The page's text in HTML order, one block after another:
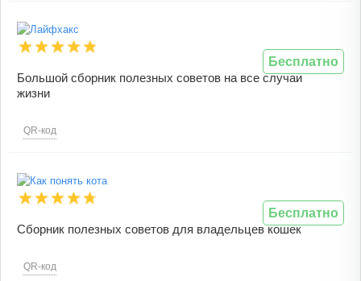
Большой сборник полезных советов на все случаи
жизни
QR-код
Бесплатно
Сборник полезных советов для владельцев кошек
QR-код
Бесплатно